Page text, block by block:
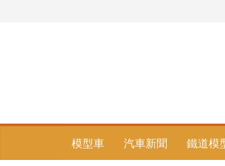
模型車 汽車新聞 鐵道模